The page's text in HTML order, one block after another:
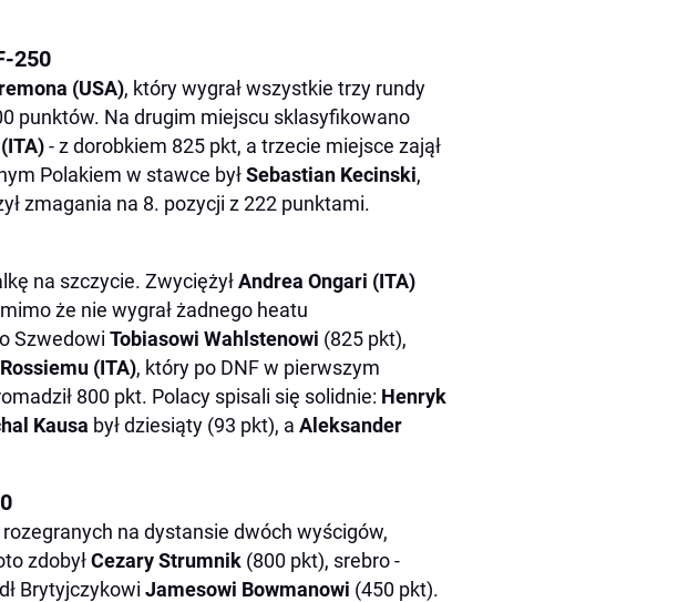
250
(USA), który wygrał wszystkie trzy rundy
punktów. Na drugim miejscu sklasyfikowano
- z dorobkiem 825 pkt, a trzecie miejsce zajął
Polakiem w stawce byłSebastian Kecinski,
zmagania na 8. pozycji z 222 punktami.
na szczycie. ZwyciężyłAndrea Ongari (ITA)
że nie wygrał żadnego heatu
Szwedowi Tobiasowi Wahlstenowi (825 pkt),
(ITA), który po DNF w pierwszym
800 pkt. Polacy spisali się solidnie: Henryk
Kausa był dziesiąty (93 pkt), a Aleksander
na dystansie dwóch wyścigów,
zdobyłCezary Strumnik (800 pkt), srebro -
Brytyjczykowi Jamesowi Bowmanowi (450 pkt).